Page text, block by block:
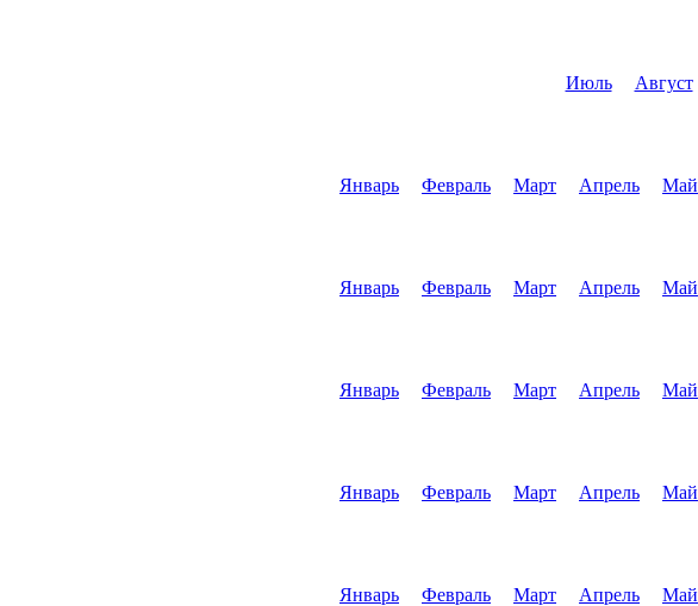
Июль Август
Январь Февраль Март Апрель Май
Январь Февраль Март Апрель Май
Январь Февраль Март Апрель Май
Январь Февраль Март Апрель Май
Январь Февраль Март Апрель Май